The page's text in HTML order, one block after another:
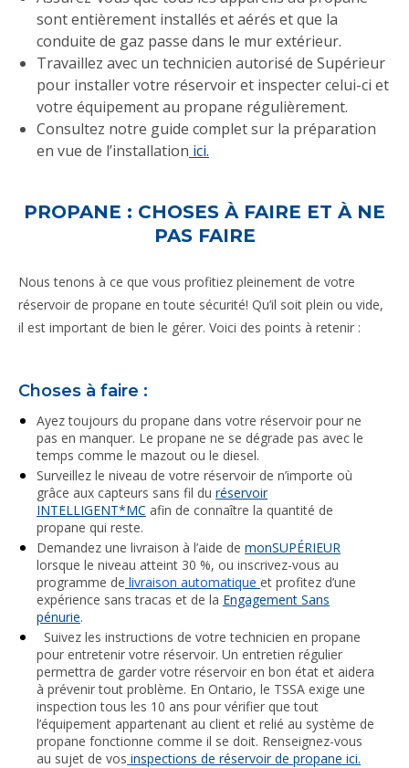
sont entièrement installés et aérés et que la
conduite de gaz passe dans le mur extérieur.
Travaillez avec un technicien autorisé de Supérieur
pour installer votre réservoir et inspecter celui-ci et
votre équipement au propane régulièrement.
Consultez notre guide complet sur la préparation
en vue de l’installation ici.
PROPANE : CHOSES À FAIRE ET À NE
PAS FAIRE
Nous tenons à ce que vous profitiez pleinement de votre
réservoir de propane en toute sécurité! Qu’il soit plein ou vide,
il est important de bien le gérer. Voici des points à retenir :
Choses à faire :
Ayez toujours du propane dans votre réservoir pour ne
pas en manquer. Le propane ne se dégrade pas avec le
temps comme le mazout ou le diesel.
Surveillez le niveau de votre réservoir de n’importe où
grâce aux capteurs sans fil du réservoir
INTELLIGENT*MC afin de connaître la quantité de
propane qui reste.
Demandez une livraison à l’aide de monSUPÉRIEUR
lorsque le niveau atteint 30 %, ou inscrivez-vous au
programme de livraison automatique et profitez d’une
expérience sans tracas et de la Engagement Sans
pénurie.
Suivez les instructions de votre technicien en propane
pour entretenir votre réservoir. Un entretien régulier
permettra de garder votre réservoir en bon état et aidera
à prévenir tout problème. En Ontario, le TSSA exige une
inspection tous les 10 ans pour vérifier que tout
l’équipement appartenant au client et relié au système de
propane fonctionne comme il se doit. Renseignez-vous
au sujet de vos inspections de réservoir de propane ici.